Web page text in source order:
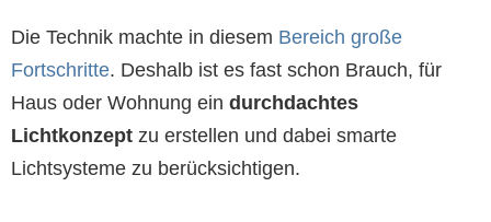
Die Technik machte in diesem Bereich große
Fortschritte. Deshalb ist es fast schon Brauch, für
Haus oder Wohnung ein durchdachtes
Lichtkonzept zu erstellen und dabei smarte
Lichtsysteme zu berücksichtigen.